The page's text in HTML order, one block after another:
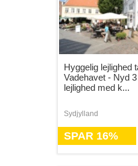
Hyggelig
Vadehavet - Nyd
lejlighed med k...
Sydjylland
SPAR 16%